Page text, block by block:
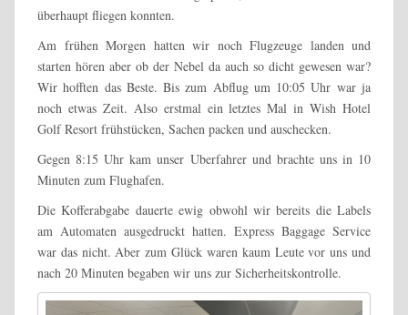
überhaupt fliegen konnten.
Am frühen Morgen hatten wir noch Flugzeuge landen und
starten hören aber ob der Nebel da auch so dicht gewesen war?
Wir hofften das Beste. Bis zum Abflug um 10:05 Uhr war ja
noch etwas Zeit. Also erstmal ein letztes Mal in Wish Hotel
Golf Resort frühstücken, Sachen packen und auschecken.
Gegen 8:15 Uhr kam unser Uberfahrer und brachte uns in 10
Minuten zum Flughafen.
Die Kofferabgabe dauerte ewig obwohl wir bereits die Labels
am Automaten ausgedruckt hatten. Express Baggage Service
war das nicht. Aber zum Glück waren kaum Leute vor uns und
nach 20 Minuten begaben wir uns zur Sicherheitskontrolle.